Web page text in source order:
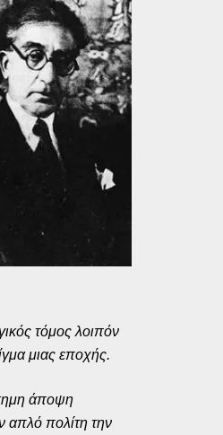
τόμος λοιπόν
μιας εποχής.
άποψη
απλό πολίτη την